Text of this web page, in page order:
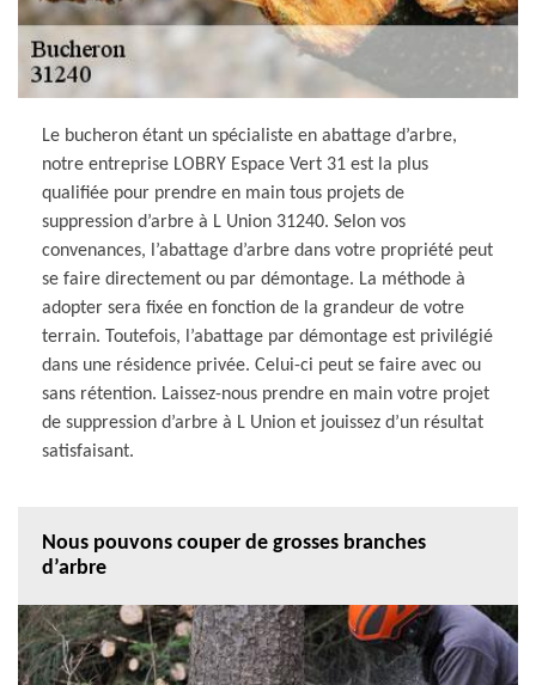
Le bucheron étant un spécialiste en abattage d’arbre,
notre entreprise LOBRY Espace Vert 31 est la plus
qualifiée pour prendre en main tous projets de
suppression d’arbre à L Union 31240. Selon vos
convenances, l’abattage d’arbre dans votre propriété peut
se faire directement ou par démontage. La méthode à
adopter sera fixée en fonction de la grandeur de votre
terrain. Toutefois, l’abattage par démontage est privilégié
dans une résidence privée. Celui-ci peut se faire avec ou
sans rétention. Laissez-nous prendre en main votre projet
de suppression d’arbre à L Union et jouissez d’un résultat
satisfaisant.
Nous pouvons couper de grosses branches
d’arbre